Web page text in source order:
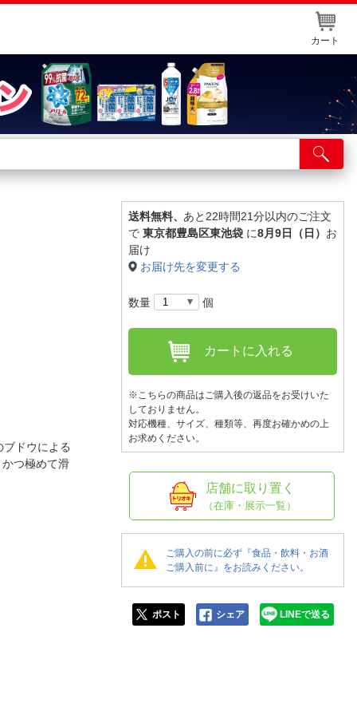
カート
舗サービス
ト取り置き
ドウによる
つ極めて滑
送料無料、 あと22時間21分以内のご注文
で 東京都豊島区東池袋 に8月9日（日） お
届け
お届け先を変更する
数量 個
カートに入れる
※こちらの商品はご購入後の返品をお受けいた
しておりません。
対応機種、サイズ、種類等、再度お確かめの上
お求めください。
店舗に取り置く
（在庫・展示一覧）
ご購入の前に必ず『食品・飲料・お酒
ご購入前に』をお読みください。
ポスト シェア LINEで送る